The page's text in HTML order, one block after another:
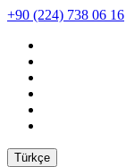
+90 (224) 738 06 16
Türkçe